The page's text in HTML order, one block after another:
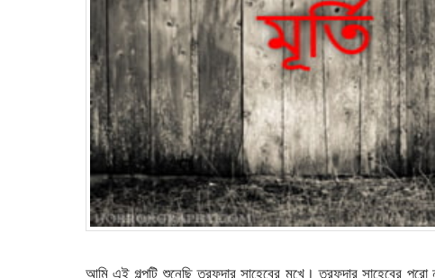
আমি এই গল্পটি শুনেছি তরফদার সাহেবের মুখে। তরফদার সাহেবের